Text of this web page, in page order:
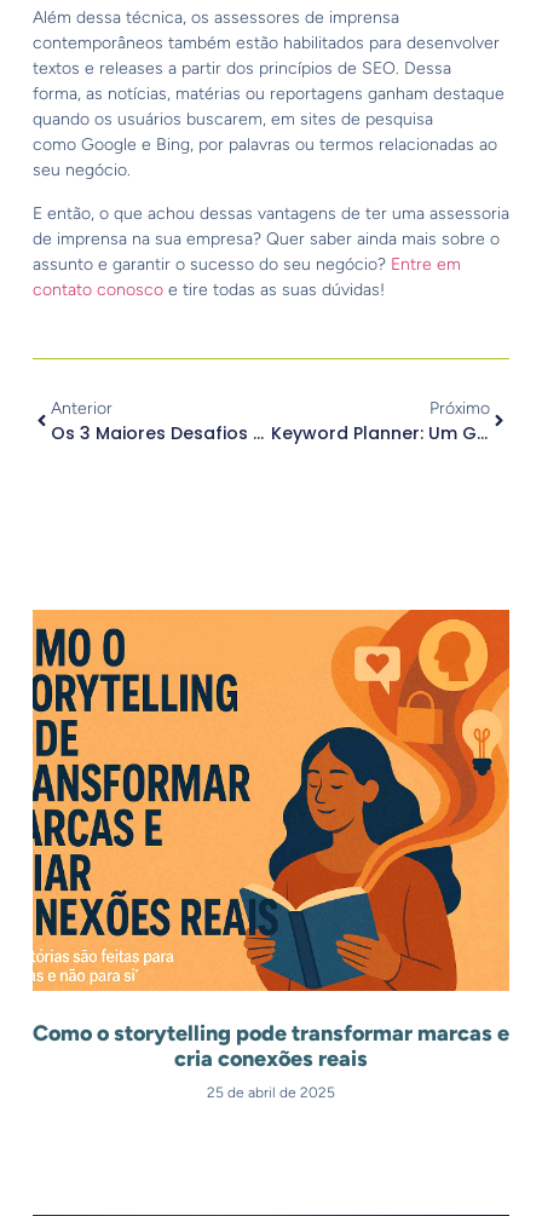
Além dessa técnica, os assessores de imprensa
contemporâneos também estão habilitados para desenvolver
textos e releases a partir dos princípios de SEO. Dessa
forma, as notícias, matérias ou reportagens ganham destaque
quando os usuários buscarem, em sites de pesquisa
como Google e Bing, por palavras ou termos relacionadas ao
seu negócio.
E então, o que achou dessas vantagens de ter uma assessoria
de imprensa na sua empresa? Quer saber ainda mais sobre o
assunto e garantir o sucesso do seu negócio? Entre em
contato conoscoe tire todas as suas dúvidas!
Anterior
Os 3 Maiores Desafios Da Comunicação Empresarial E Como Vencê-Los
Próximo
Keyword Planner: Um Guia Para Otimizar O Rankeamento Do Seu Site
Outros Posts.
Como o storytelling pode transformar marcas e
cria conexões reais
25 de abril de 2025